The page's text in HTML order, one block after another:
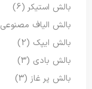
بالش استیکر (6)
بالش الیاف مصنوعی
بالش ایپک (2)
بالش بادی (3)
بالش پر غاز (3)